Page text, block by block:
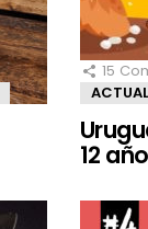
15
12